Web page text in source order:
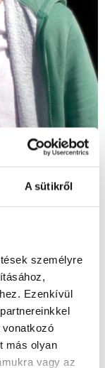
A sütikről
személyre
Ezenkívül
más olyan
vagy az